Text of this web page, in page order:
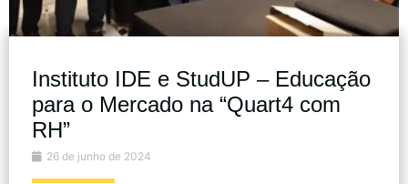
Instituto IDE e StudUP – Educação
para o Mercado na “Quart4 com
RH”
26 de junho de 2024